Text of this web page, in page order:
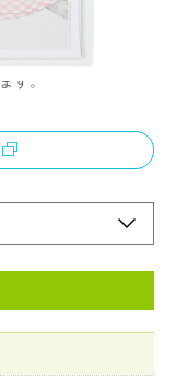
の浮世絵イメージに
す。